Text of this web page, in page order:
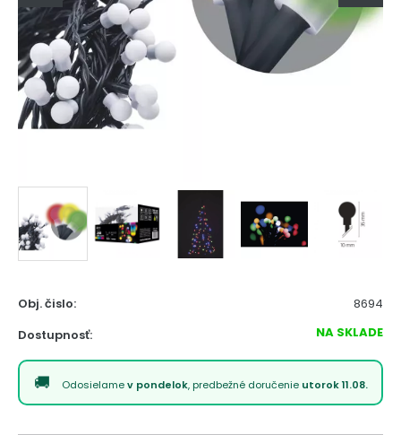
Obj. čislo:
8694
Dostupnosť:
NA SKLADE
Odosielamev pondelok, predbežné doručenie utorok 11.08.